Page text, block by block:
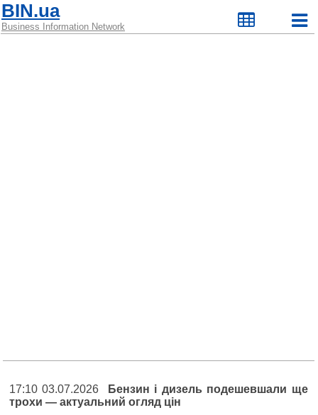
BIN.ua
Business Information Network
17:10 03.07.2026
Бензин і дизель подешевшали ще
трохи — актуальний огляд цін